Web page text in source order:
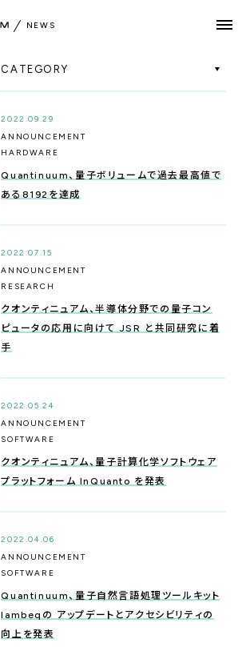
N EW S
_HARDWARE
QUANTUM COMPUTING
CYBER SECURITY
CATEGORY
2022.09.29
ANNOUNCEMENT
HARDWARE
Quantinuum、量子ボリュームで過去最高値で
ある8192を達成
2022.07.15
ANNOUNCEMENT
RESEARCH
クオンティニュアム、半導体分野での量子コン
ピュータの応用に向けて JSR と共同研究に着
手
2022.05.24
ANNOUNCEMENT
SOFTWARE
クオンティニュアム、量子計算化学ソフトウェア
プラットフォーム InQuanto を発表
2022.04.06
ANNOUNCEMENT
SOFTWARE
Quantinuum、量子自然言語処理ツールキット
lambeqの アップデートとアクセシビリティの
向上を発表